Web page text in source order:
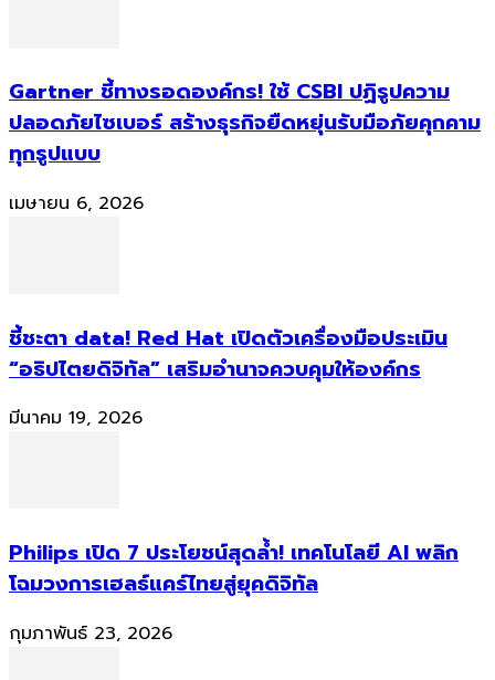
Gartner ชี้ทางรอดองค์กร! ใช้ CSBI ปฏิรูปความ
ปลอดภัยไซเบอร์ สร้างธุรกิจยืดหยุ่นรับมือภัยคุกคาม
ทุกรูปแบบ
เมษายน 6, 2026
ชี้ชะตา data! Red Hat เปิดตัวเครื่องมือประเมิน
“อธิปไตยดิจิทัล” เสริมอำนาจควบคุมให้องค์กร
มีนาคม 19, 2026
Philips เปิด 7 ประโยชน์สุดล้ำ! เทคโนโลยี AI พลิก
โฉมวงการเฮลธ์แคร์ไทยสู่ยุคดิจิทัล
กุมภาพันธ์ 23, 2026